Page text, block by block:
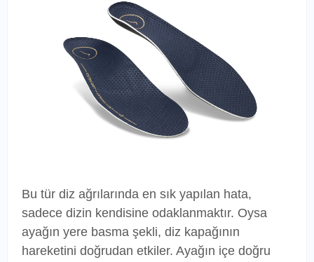
Bu tür diz ağrılarında en sık yapılan hata,
sadece dizin kendisine odaklanmaktır. Oysa
ayağın yere basma şekli, diz kapağının
hareketini doğrudan etkiler. Ayağın içe doğru